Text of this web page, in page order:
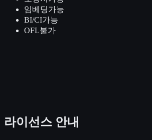
임베딩가능
BI/CI가능
OFL불가
라이선스 안내